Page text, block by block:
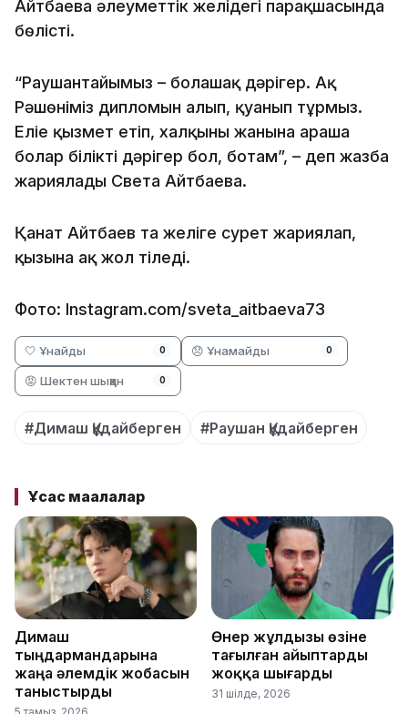
Айтбаева әлеуметтік желідегі парақшасында
бөлісті.
“Раушантайымыз – болашақ дәрігер. Ақ
Рәшөніміз дипломын алып, қуанып тұрмыз.
Еліңе қызмет етіп, халқыңның жанына араша
болар білікті дәрігер бол, ботам”, – деп жазба
жариялады Света Айтбаева.
Қанат Айтбаев та желіге сурет жариялап,
қызына ақ жол тіледі.
Фото: Іnstagram.com/sveta_aitbaeva73
🤍 Ұнайды 0 😞 Ұнамайды 0
😡 Шектен шыққан 0
#Димаш Құдайберген #Раушан Құдайберген
Ұқсас мақалалар
Димаш
тыңдармандарына
жаңа әлемдік жобасын
таныстырды
Өнер жұлдызы өзіне
тағылған айыптарды
жоққа шығарды
31 шілде, 2026